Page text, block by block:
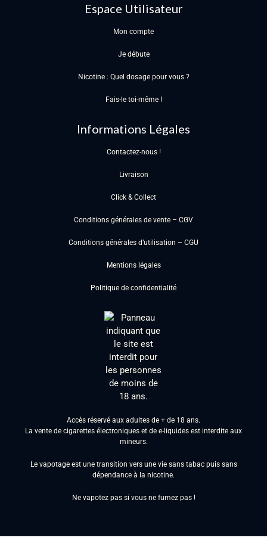
Espace Utilisateur
Mon compte
Je débute
Nicotine : Quel dosage pour vous ?
Fais-le toi-même !
Informations Légales
Contactez-nous !
Livraison
Click & Collect
Conditions générales de vente – CGV
Conditions générales d’utilisation – CGU
Mentions légales
Politique de confidentialité
Accès réservé aux adultes de + de 18 ans.
La vente de cigarettes électroniques et de e-liquides est interdite aux
mineurs.
Le vapotage est une transition vers une vie sans tabac puis sans
dépendance à la nicotine.
Ne vapotez pas si vous ne fumez pas !